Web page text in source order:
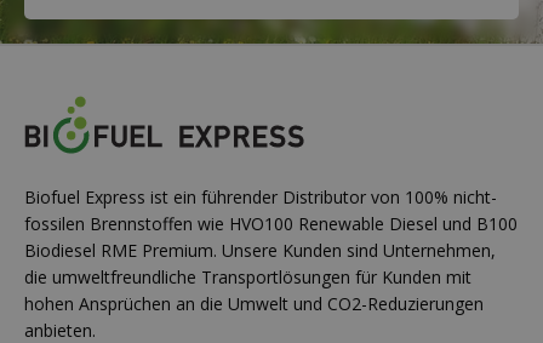
Biofuel Express ist ein führender Distributor von 100% nicht-
fossilen Brennstoffen wie HVO100 Renewable Diesel und B100
Biodiesel RME Premium. Unsere Kunden sind Unternehmen,
die umweltfreundliche Transportlösungen für Kunden mit
hohen Ansprüchen an die Umwelt und CO2-Reduzierungen
anbieten.